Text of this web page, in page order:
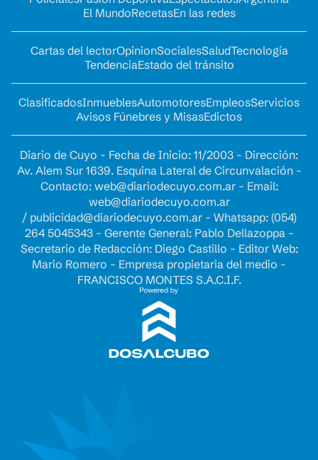
El MundoRecetasEn las redes
Cartas del lectorOpinionSocialesSaludTecnología
TendenciaEstado del tránsito
ClasificadosInmueblesAutomotoresEmpleosServicios
Avisos Fúnebres y MisasEdictos
Diario de Cuyo - Fecha de Inicio: 11/2003 - Dirección:
Av. Alem Sur 1639. Esquina Lateral de Circunvalación -
Contacto: web@diariodecuyo.com.ar- Email:
web@diariodecuyo.com.ar
/ publicidad@diariodecuyo.com.ar- Whatsapp: (054)
264 5045343 - Gerente General: Pablo Dellazoppa -
Secretario de Redacción: Diego Castillo - Editor Web:
Mario Romero - Empresa propietaria del medio -
FRANCISCO MONTES S.A.C.I.F.